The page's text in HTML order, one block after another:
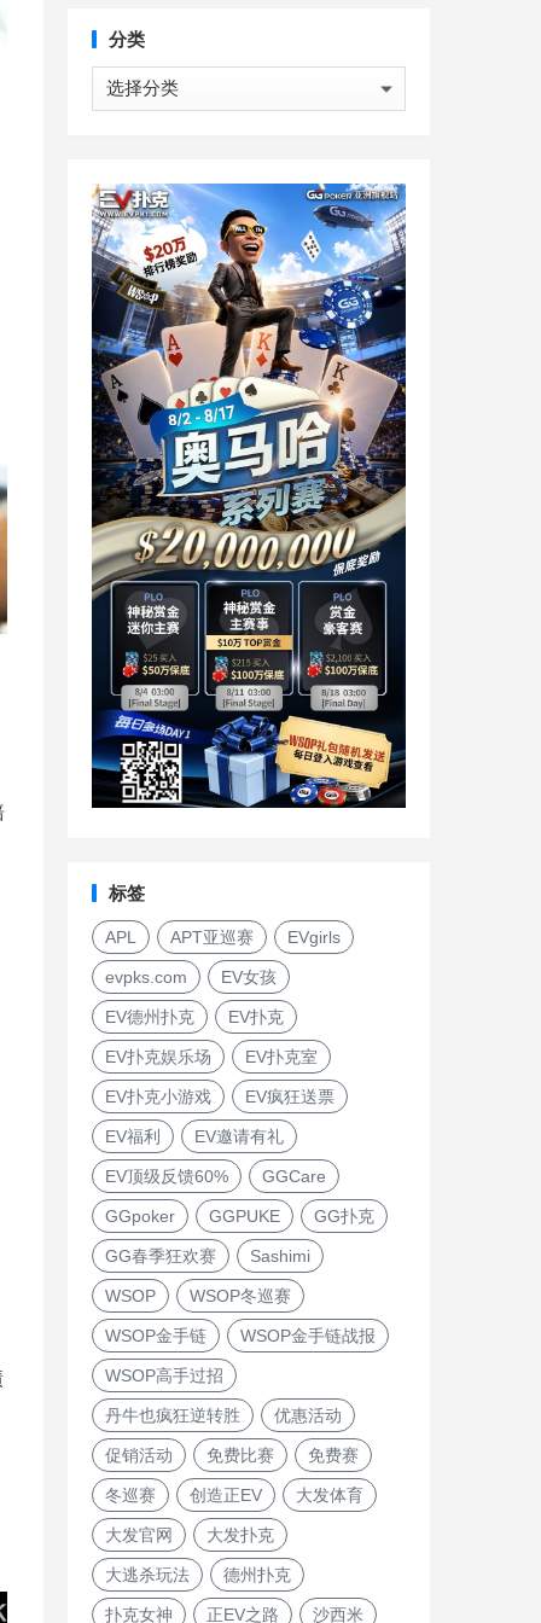
分类
分
类
标签
APL APT亚巡赛 EVgirls
evpks.com EV女孩
EV德州扑克 EV扑克
EV扑克娱乐场 EV扑克室
EV扑克小游戏 EV疯狂送票
EV福利 EV邀请有礼
EV顶级反馈60% GGCare
GGpoker GGPUKE GG扑克
GG春季狂欢赛 Sashimi
WSOP WSOP冬巡赛
WSOP金手链 WSOP金手链战报
WSOP高手过招
丹牛也疯狂逆转胜 优惠活动
促销活动 免费比赛 免费赛
冬巡赛 创造正EV 大发体育
大发官网 大发扑克
大逃杀玩法 德州扑克
扑克女神 正EV之路 沙西米